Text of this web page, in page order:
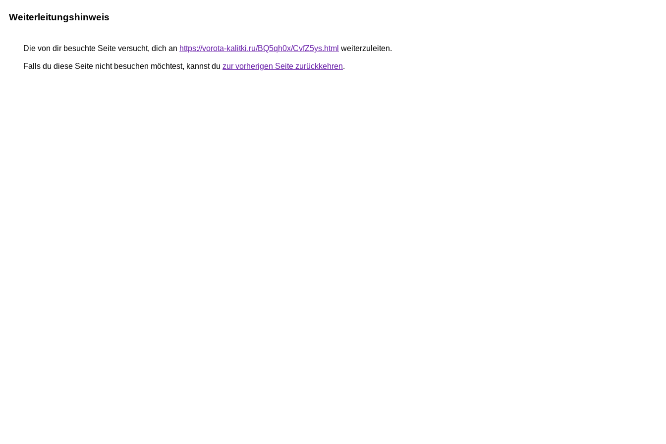
Weiterleitungshinweis
Die von dir besuchte Seite versucht, dich an https://vorota-kalitki.ru/BQ5qh0x/CvfZ5ys.html weiterzuleiten.
Falls du diese Seite nicht besuchen möchtest, kannst du zur vorherigen Seite zurückkehren.